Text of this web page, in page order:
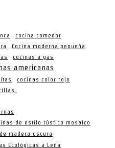
cocina comedor
Cocina moderna pequeña
cocinas a gas
americanas
cocinas color rojo
de estilo rústico mosaico
madera oscura
Ecológicas a Leña